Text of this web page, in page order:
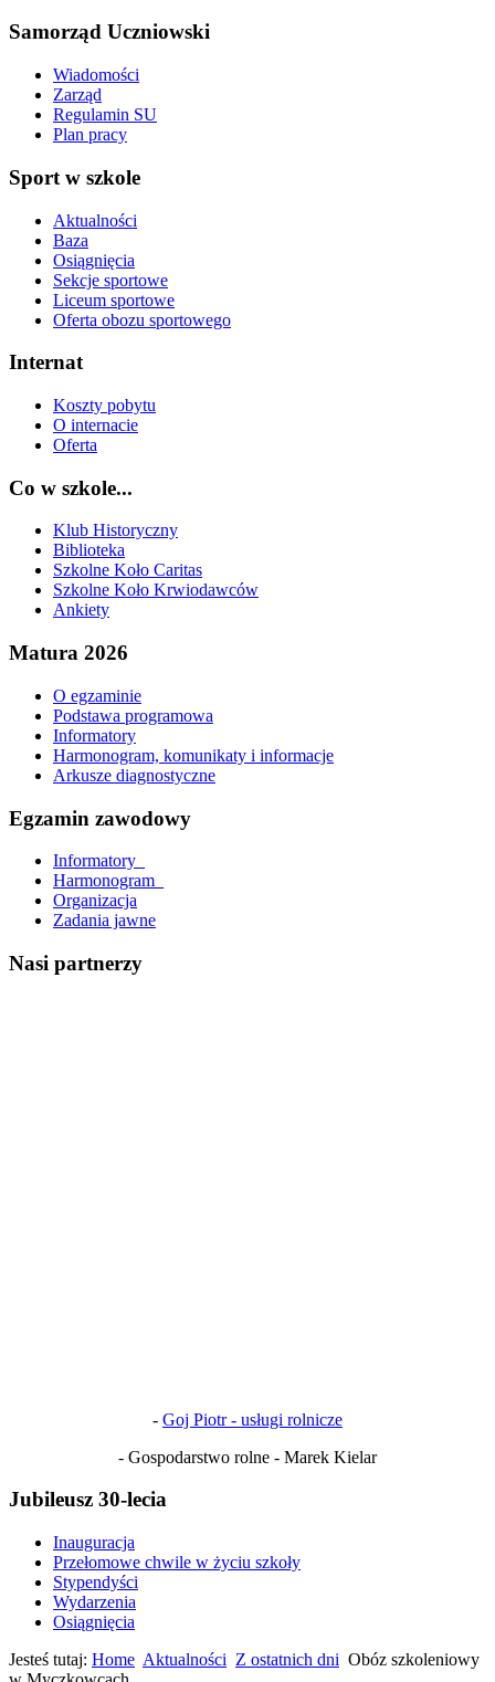
Samorząd Uczniowski
Wiadomości
Zarząd
Regulamin SU
Plan pracy
Sport w szkole
Aktualności
Baza
Osiągnięcia
Sekcje sportowe
Liceum sportowe
Oferta obozu sportowego
Internat
Koszty pobytu
O internacie
Oferta
Co w szkole...
Klub Historyczny
Biblioteka
Szkolne Koło Caritas
Szkolne Koło Krwiodawców
Ankiety
Matura 2026
O egzaminie
Podstawa programowa
Informatory
Harmonogram, komunikaty i informacje
Arkusze diagnostyczne
Egzamin zawodowy
Informatory_
Harmonogram_
Organizacja
Zadania jawne
Nasi partnerzy
- Goj Piotr - usługi rolnicze
- Gospodarstwo rolne - Marek Kielar
Jubileusz 30-lecia
Inauguracja
Przełomowe chwile w życiu szkoły
Stypendyści
Wydarzenia
Osiągnięcia
Jesteś tutaj: Home Aktualności Z ostatnich dni Obóz szkoleniowy